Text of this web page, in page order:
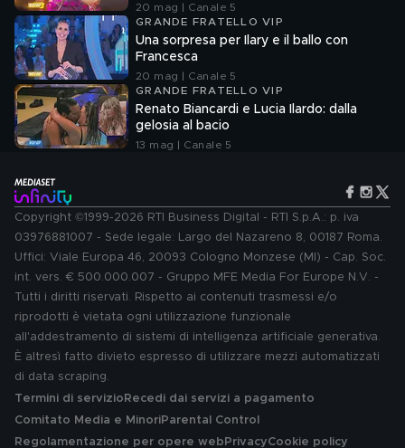
20 mag | Canale 5
GRANDE FRATELLO VIP
Una sorpresa per Ilary e il ballo con
Francesca
20 mag | Canale 5
GRANDE FRATELLO VIP
Renato Biancardi e Lucia Ilardo: dalla
gelosia al bacio
13 mag | Canale 5
Copyright ©1999-2026 RTI Business Digital - RTI S.p.A.: p. iva
03976881007 - Sede legale: Largo del Nazareno 8, 00187 Roma.
Uffici: Viale Europa 46, 20093 Cologno Monzese (MI) - Cap. Soc.
int. vers. € 500.000.007 - Gruppo MFE Media For Europe N.V. -
Tutti i diritti riservati. Rispetto ai contenuti trasmessi e/o
riprodotti è vietata ogni utilizzazione funzionale
all'addestramento di sistemi di intelligenza artificiale generativa.
È altresì fatto divieto espresso di utilizzare mezzi automatizzati
di data scraping.
Termini di servizio Recedi dai servizi a pagamento
Comitato Media e MinoriParental Control
Regolamentazione per opere web PrivacyCookie policy